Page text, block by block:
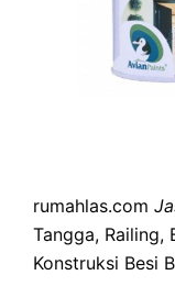
rumahlas.com
Tangga, Railing,
Konstruksi Besi